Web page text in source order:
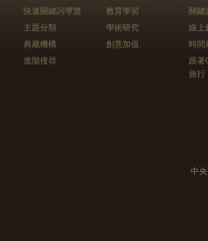
快速關鍵詞導覽
主題分類
典藏機構
進階搜尋
教育學習
學術研究
創意加值
關鍵
線上
時間
跟
旅行
中